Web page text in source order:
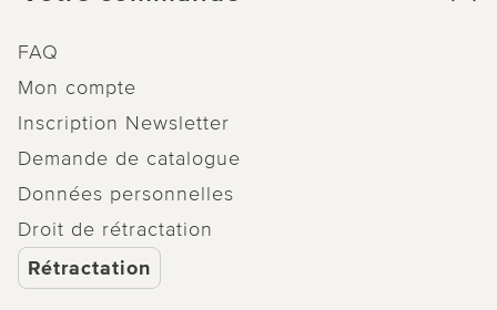
FAQ
Mon compte
Inscription Newsletter
Demande de catalogue
Données personnelles
Droit de rétractation
Rétractation